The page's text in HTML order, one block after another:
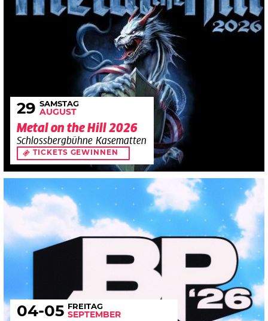
29 SAMSTAG
AUGUST
Metal on the Hill 2026
Schlossbergbühne Kasematten
TICKETS GEWINNEN
04-05 FREITAG
SEPTEMBER